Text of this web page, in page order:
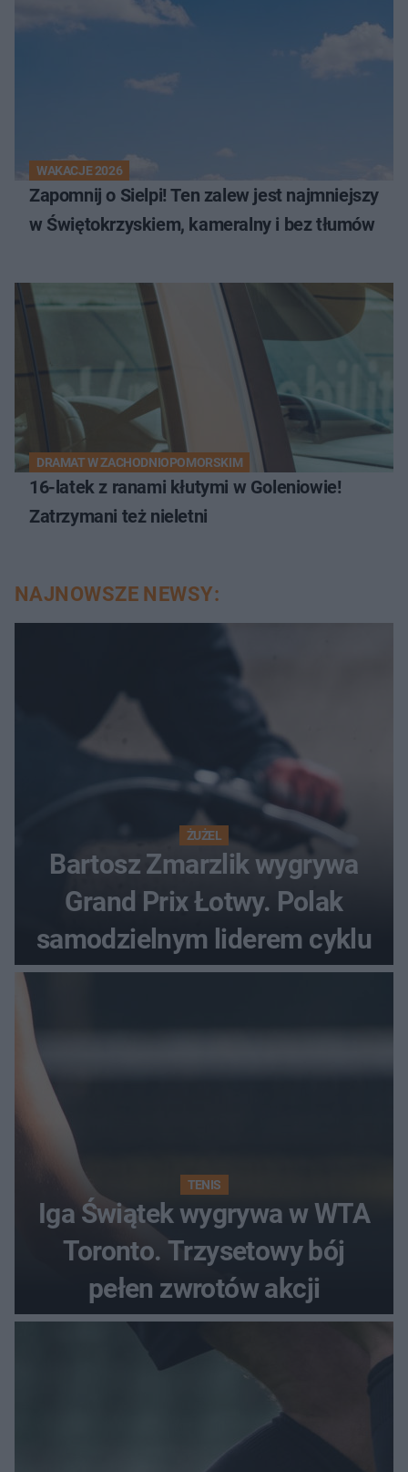
WAKACJE 2026
Zapomnij o Sielpi! Ten zalew jest najmniejszy
w Świętokrzyskiem, kameralny i bez tłumów
DRAMAT W ZACHODNIOPOMORSKIM
16-latek z ranami kłutymi w Goleniowie!
Zatrzymani też nieletni
NAJNOWSZE NEWSY:
ŻUŻEL
Bartosz Zmarzlik wygrywa
Grand Prix Łotwy. Polak
samodzielnym liderem cyklu
TENIS
Iga Świątek wygrywa w WTA
Toronto. Trzysetowy bój
pełen zwrotów akcji